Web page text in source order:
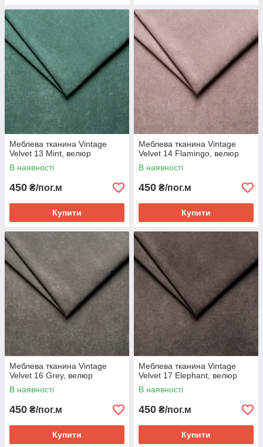
Меблева тканина Vintage
Velvet 13 Mint, велюр
В наявності
450 ₴/пог.м
Купити
Меблева тканина Vintage
Velvet 14 Flamingo, велюр
В наявності
450 ₴/пог.м
Купити
Меблева тканина Vintage
Velvet 16 Grey, велюр
В наявності
450 ₴/пог.м
Купити
Меблева тканина Vintage
Velvet 17 Elephant, велюр
В наявності
450 ₴/пог.м
Купити